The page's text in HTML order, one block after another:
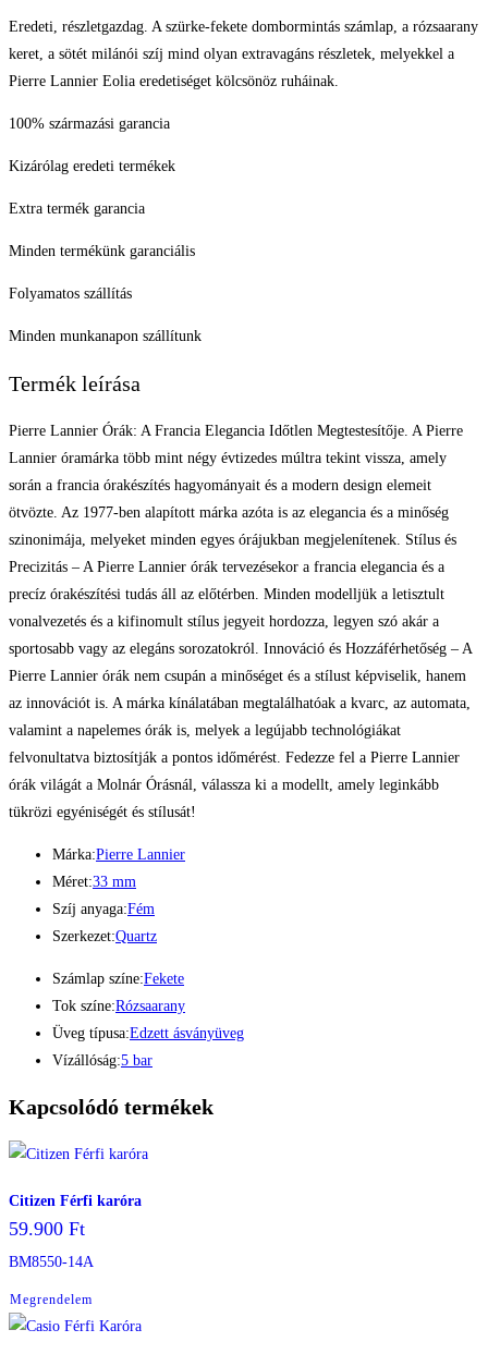
Eredeti, részletgazdag. A szürke-fekete dombormintás számlap, a rózsaarany
keret, a sötét milánói szíj mind olyan extravagáns részletek, melyekkel a
Pierre Lannier Eolia eredetiséget kölcsönöz ruháinak.
100% származási garancia
Kizárólag eredeti termékek
Extra termék garancia
Minden termékünk garanciális
Folyamatos szállítás
Minden munkanapon szállítunk
Termék leírása
Pierre Lannier Órák: A Francia Elegancia Időtlen Megtestesítője. A Pierre
Lannier óramárka több mint négy évtizedes múltra tekint vissza, amely
során a francia órakészítés hagyományait és a modern design elemeit
ötvözte. Az 1977-ben alapított márka azóta is az elegancia és a minőség
szinonimája, melyeket minden egyes órájukban megjelenítenek. Stílus és
Precizitás – A Pierre Lannier órák tervezésekor a francia elegancia és a
precíz órakészítési tudás áll az előtérben. Minden modelljük a letisztult
vonalvezetés és a kifinomult stílus jegyeit hordozza, legyen szó akár a
sportosabb vagy az elegáns sorozatokról. Innováció és Hozzáférhetőség – A
Pierre Lannier órák nem csupán a minőséget és a stílust képviselik, hanem
az innovációt is. A márka kínálatában megtalálhatóak a kvarc, az automata,
valamint a napelemes órák is, melyek a legújabb technológiákat
felvonultatva biztosítják a pontos időmérést. Fedezze fel a Pierre Lannier
órák világát a Molnár Órásnál, válassza ki a modellt, amely leginkább
tükrözi egyéniségét és stílusát!
Márka:Pierre Lannier
Méret:33 mm
Szíj anyaga:Fém
Szerkezet:Quartz
Számlap színe:Fekete
Tok színe:Rózsaarany
Üveg típusa:Edzett ásványüveg
Vízállóság:5 bar
Kapcsolódó termékek
Citizen Férfi karóra
59.900 Ft
BM8550-14A
Megrendelem